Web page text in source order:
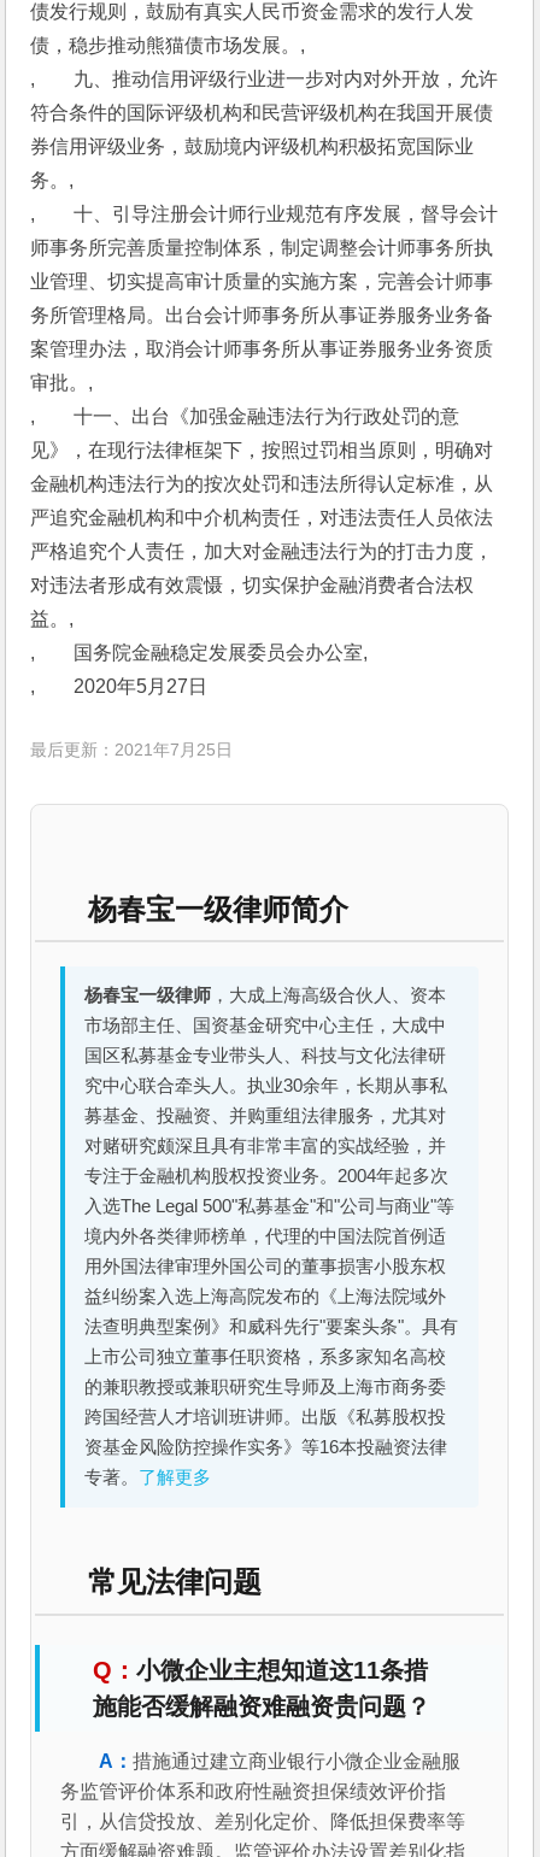
债发行规则，鼓励有真实人民币资金需求的发行人发
债，稳步推动熊猫债市场发展。,
,　　九、推动信用评级行业进一步对内对外开放，允许
符合条件的国际评级机构和民营评级机构在我国开展债
券信用评级业务，鼓励境内评级机构积极拓宽国际业
务。,
,　　十、引导注册会计师行业规范有序发展，督导会计
师事务所完善质量控制体系，制定调整会计师事务所执
业管理、切实提高审计质量的实施方案，完善会计师事
务所管理格局。出台会计师事务所从事证券服务业务备
案管理办法，取消会计师事务所从事证券服务业务资质
审批。,
,　　十一、出台《加强金融违法行为行政处罚的意
见》，在现行法律框架下，按照过罚相当原则，明确对
金融机构违法行为的按次处罚和违法所得认定标准，从
严追究金融机构和中介机构责任，对违法责任人员依法
严格追究个人责任，加大对金融违法行为的打击力度，
对违法者形成有效震慑，切实保护金融消费者合法权
益。,
,　　国务院金融稳定发展委员会办公室,
,　　2020年5月27日
最后更新：2021年7月25日
杨春宝一级律师简介
杨春宝一级律师 ，大成上海高级合伙人、资本
市场部主任、国资基金研究中心主任，大成中
国区私募基金专业带头人、科技与文化法律研
究中心联合牵头人。执业30余年，长期从事私
募基金、投融资、并购重组法律服务，尤其对
对赌研究颇深且具有非常丰富的实战经验，并
专注于金融机构股权投资业务。2004年起多次
入选The Legal 500"私募基金"和"公司与商业"等
境内外各类律师榜单，代理的中国法院首例适
用外国法律审理外国公司的董事损害小股东权
益纠纷案入选上海高院发布的《上海法院域外
法查明典型案例》和威科先行"要案头条"。具有
上市公司独立董事任职资格，系多家知名高校
的兼职教授或兼职研究生导师及上海市商务委
跨国经营人才培训班讲师。出版《私募股权投
资基金风险防控操作实务》等16本投融资法律
专著。 了解更多
常见法律问题
小微企业主想知道这11条措
施能否缓解融资难融资贵问题？
措施通过建立商业银行小微企业金融服
务监管评价体系和政府性融资担保绩效评价指
引，从信贷投放、差别化定价、降低担保费率等
方面缓解融资难题。监管评价办法设置差别化指